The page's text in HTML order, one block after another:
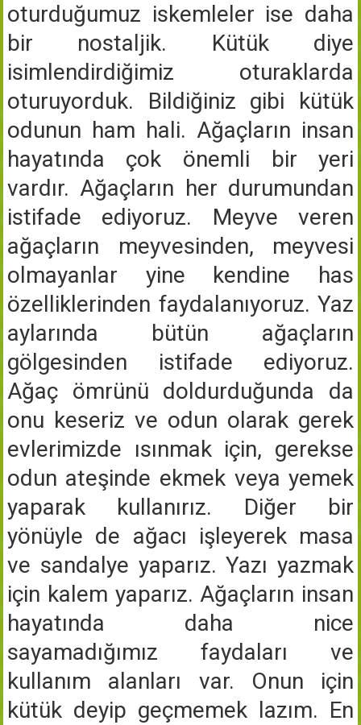
oturduğumuz iskemleler ise daha
bir nostaljik. Kütük diye
isimlendirdiğimiz oturaklarda
oturuyorduk. Bildiğiniz gibi kütük
odunun ham hali. Ağaçların insan
hayatında çok önemli bir yeri
vardır. Ağaçların her durumundan
istifade ediyoruz. Meyve veren
ağaçların meyvesinden, meyvesi
olmayanlar yine kendine has
özelliklerinden faydalanıyoruz. Yaz
aylarında bütün ağaçların
gölgesinden istifade ediyoruz.
Ağaç ömrünü doldurduğunda da
onu keseriz ve odun olarak gerek
evlerimizde ısınmak için, gerekse
odun ateşinde ekmek veya yemek
yaparak kullanırız. Diğer bir
yönüyle de ağacı işleyerek masa
ve sandalye yaparız. Yazı yazmak
için kalem yaparız. Ağaçların insan
hayatında daha nice
sayamadığımız faydaları ve
kullanım alanları var. Onun için
kütük deyip geçmemek lazım. En